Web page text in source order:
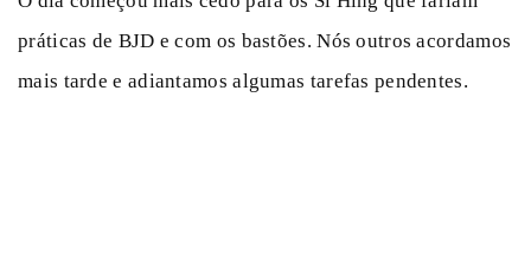
práticas de BJD e com os bastões. Nós outros acordamos
mais tarde e adiantamos algumas tarefas pendentes.